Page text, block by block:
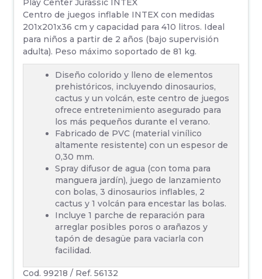
Play Center Jurassic INTEX
Centro de juegos inflable INTEX con medidas
201x201x36 cm y capacidad para 410 litros. Ideal
para niños a partir de 2 años (bajo supervisión
adulta). Peso máximo soportado de 81 kg.
Diseño colorido y lleno de elementos
prehistóricos, incluyendo dinosaurios,
cactus y un volcán, este centro de juegos
ofrece entretenimiento asegurado para
los más pequeños durante el verano.
Fabricado de PVC (material vinílico
altamente resistente) con un espesor de
0,30 mm.
Spray difusor de agua (con toma para
manguera jardín), juego de lanzamiento
con bolas, 3 dinosaurios inflables, 2
cactus y 1 volcán para encestar las bolas.
Incluye 1 parche de reparación para
arreglar posibles poros o arañazos y
tapón de desagüe para vaciarla con
facilidad.
Cod. 99218 / Ref. 56132